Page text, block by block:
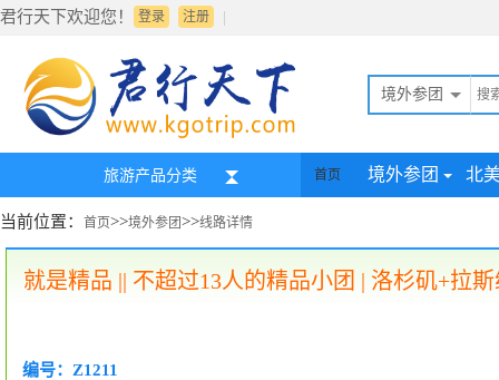
君行天下欢迎您！ 登录 |
注册
境外参团
旅游产品分类 首页 境外参团 北
当前位置： 首页>>境外参团>>线路详情
就是精品 || 不超过13人的精品小团 | 洛杉矶+拉
编号：Z1211